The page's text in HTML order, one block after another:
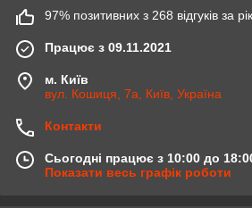
97% позитивних з 268 відгуків за рік
Працює з 09.11.2021
м. Київ
вул. Кошиця, 7а, Київ, Україна
Контакти
Сьогодні працює з 10:00 до
Показати весь графік роботи